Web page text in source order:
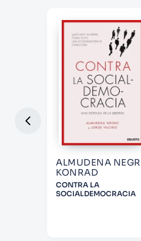
ALMUDENA
KONRAD
CONTRA LA
SOCIALDEMOCRACIA